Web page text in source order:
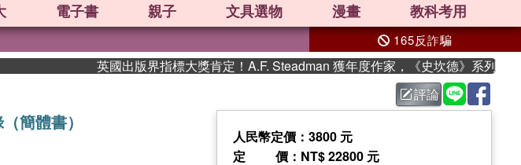
電子書 親子 文具選物 漫畫 教科考用
165反詐騙
英國出版界指標大獎肯定！A.F. Steadman 獲年度作家，《史坎德》系列帶你踏上熱
評論
簡體書）
人民幣定價：3800 元
定價 ：NT$ 22800 元